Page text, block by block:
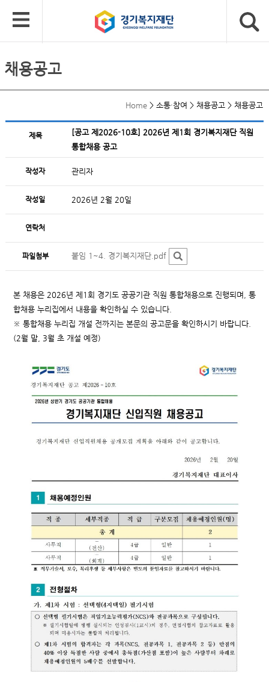
채용공고
Home > 소통·참여 > 채용공고 > 채용공고
제목
[공고 제2026-10호] 2026년 제1회 경기복지재단 직원
통합채용 공고
작성자 관리자
작성일 2026년 2월 20일
연락처
파일첨부 붙임 1~4. 경기복지재단.pdf
본 채용은 2026년 제1회 경기도 공공기관 직원 통합채용으로 진행되며, 통
합채용 누리집에서 내용을 확인하실 수 있습니다.
※ 통합채용 누리집 개설 전까지는 본문의 공고문을 확인하시기 바랍니다.
(2월 말, 3월 초 개설 예정)